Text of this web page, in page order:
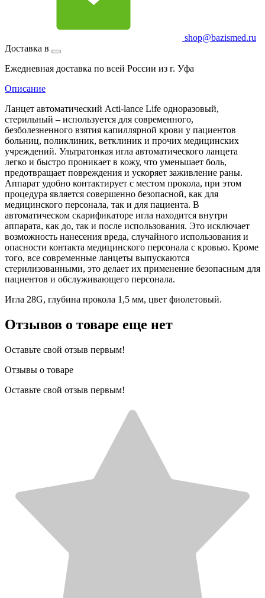
shop@bazismed.ru
Доставка в
Ежедневная доставка по всей России из г. Уфа
Описание
Ланцет автоматический Acti-lance Life одноразовый,
стерильный – используется для современного,
безболезненного взятия капиллярной крови у пациентов
больниц, поликлиник, ветклиник и прочих медицинских
учреждений. Ультратонкая игла автоматического ланцета
легко и быстро проникает в кожу, что уменьшает боль,
предотвращает повреждения и ускоряет заживление раны.
Аппарат удобно контактирует с местом прокола, при этом
процедура является совершенно безопасной, как для
медицинского персонала, так и для пациента. В
автоматическом скарификаторе игла находится внутри
аппарата, как до, так и после использования. Это исключает
возможность нанесения вреда, случайного использования и
опасности контакта медицинского персонала с кровью. Кроме
того, все современные ланцеты выпускаются
стерилизованными, это делает их применение безопасным для
пациентов и обслуживающего персонала.
Игла 28G, глубина прокола 1,5 мм, цвет фиолетовый.
Отзывов о товаре еще нет
Оставьте свой отзыв первым!
Отзывы о товаре
Оставьте свой отзыв первым!